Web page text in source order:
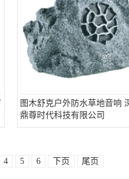
图木舒克户外防水草地音响
鼎尊时代科技有限公司
4 5 6 下页 尾页